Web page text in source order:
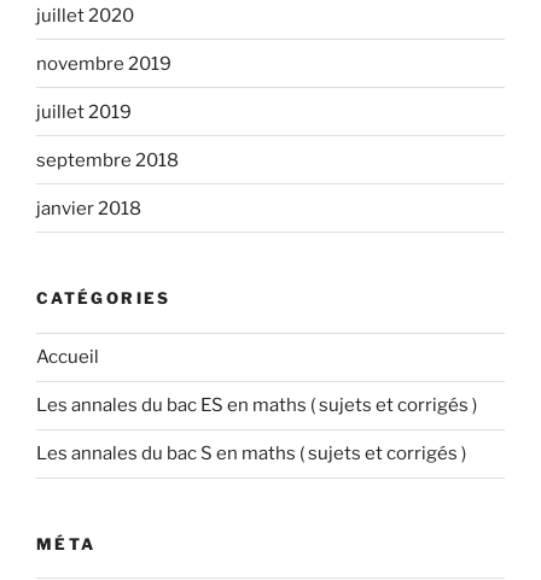
juillet 2020
novembre 2019
juillet 2019
septembre 2018
janvier 2018
CATÉGORIES
Accueil
Les annales du bac ES en maths ( sujets et corrigés )
Les annales du bac S en maths ( sujets et corrigés )
MÉTA